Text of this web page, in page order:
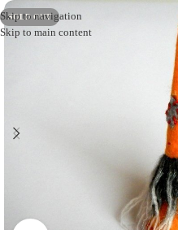
Skip to navigation
Skip to main content
SOLD OUT